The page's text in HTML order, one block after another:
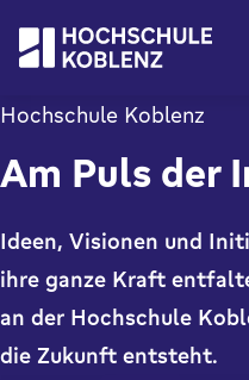
Hochschule Koblenz
Am Puls der
Ideen, Visionen und
ihre ganze Kraft
an der Hochschule
die Zukunft entsteht.